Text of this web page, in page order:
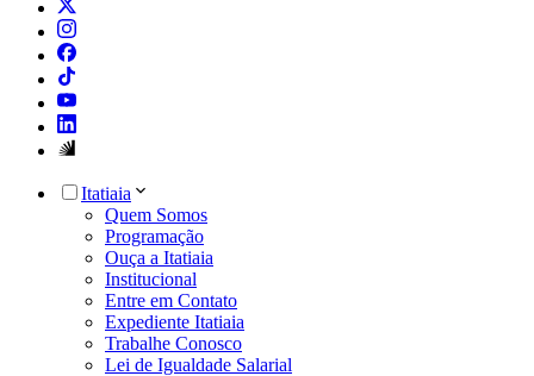
Itatiaia
Quem Somos
Programação
Ouça a Itatiaia
Institucional
Entre em Contato
Expediente Itatiaia
Trabalhe Conosco
Lei de Igualdade Salarial